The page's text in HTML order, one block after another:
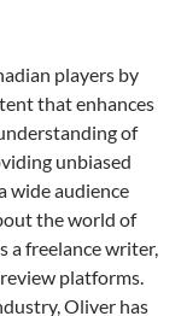
players by
that enhances
of
unbiased
wide audience
the world of
a freelance writer,
platforms.
Oliver has